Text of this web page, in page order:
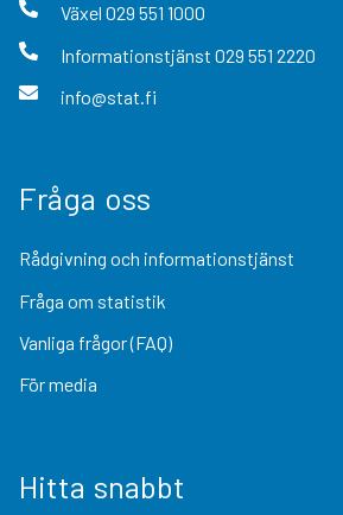
Växel 029 551 1000
Informationstjänst 029 551 2220
info@stat.fi
Fråga oss
Rådgivning och informationstjänst
Fråga om statistik
Vanliga frågor (FAQ)
För media
Hitta snabbt